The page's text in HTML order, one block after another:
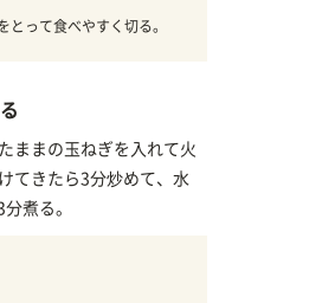
とって食べやすく切る。
ままの玉ねぎを入れて火
てきたら3分炒めて、水
煮る。